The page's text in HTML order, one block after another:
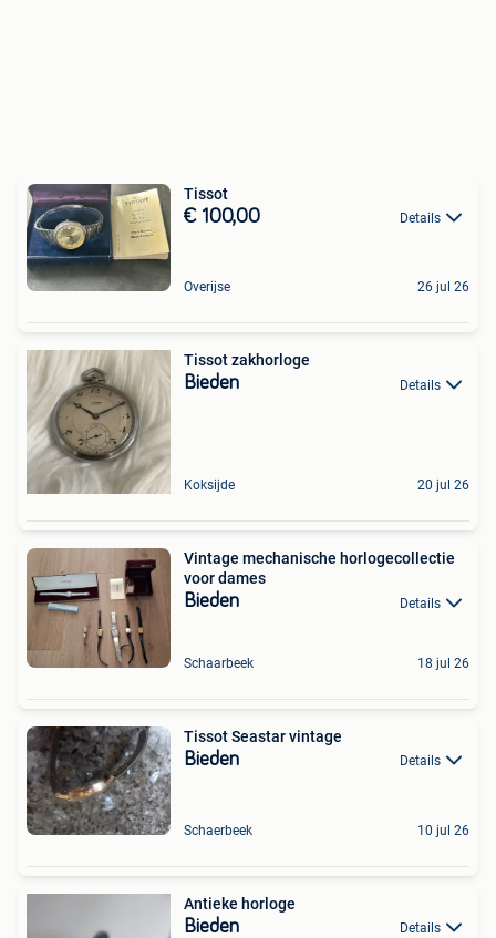
Tissot
€ 100,00 Details
Overijse 26 jul 26
Tissot zakhorloge
Bieden Details
Koksijde 20 jul 26
Vintage mechanische horlogecollectie
voor dames
Bieden Details
Schaarbeek 18 jul 26
Tissot Seastar vintage
Bieden Details
Schaerbeek 10 jul 26
Antieke horloge
Bieden Details